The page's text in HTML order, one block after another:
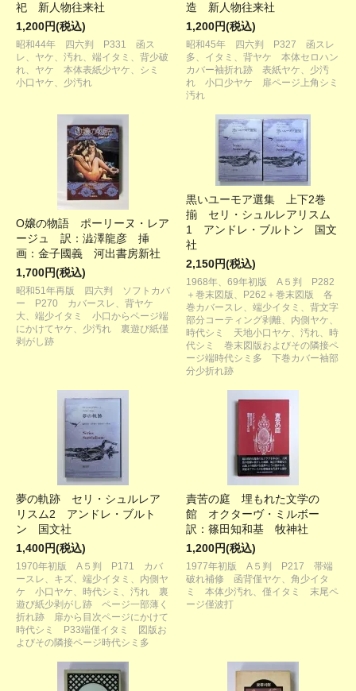
祀 新人物往来社
1,200円(税込)
昭和44年 四六判 P331 函ス
レ、ヤケ、汚れ、端イタミ、背少破
れ、ヤケ 本体表紙少ヤケ、シミ
小口ヤケ、少汚れ
造 新人物往来社
1,200円(税込)
昭和45年 四六判 P327 函スレ
多、イタミ、背ヤケ 本体セロハン
カバー袖折れ跡 表紙ヤケ、少汚
れ 小口少ヤケ 扉ページ上角シミ
汚れ
O嬢の物語 ポーリーヌ・レア
ージュ 訳：澁澤龍彦 挿
画：金子國義 河出書房新社
1,700円(税込)
昭和51年再版 四六判 ソフトカバ
ー P270 カバースレ、背ヤケ
大、端少イタミ 小口からページ端
にかけてヤケ、少汚れ 裏遊び紙僅
剥がし跡
黒いユーモア選集 上下2巻
揃 セリ・シュルレアリスム
1 アンドレ・ブルトン 国文
社
2,150円(税込)
1968年、69年初版 A５判 P282
＋巻末図版、P262＋巻末図版 各
巻カバースレ、端少イタミ、背文字
部分コーティング剥離、内側ヤケ、
時代シミ 天地小口ヤケ、汚れ、時
代シミ 巻末図版およびその隣接ペ
ージ端時代シミ多 下巻カバー袖部
分少折れ跡
夢の軌跡 セリ・シュルレア
リスム2 アンドレ・ブルト
ン 国文社
1,400円(税込)
1970年初版 A５判 P171 カバ
ースレ、キズ、端少イタミ、内側ヤ
ケ 小口ヤケ、時代シミ、汚れ 裏
遊び紙少剥がし跡 ページ一部薄く
折れ跡 扉から目次ページにかけて
時代シミ P33端僅イタミ 図版お
よびその隣接ページ時代シミ多
責苦の庭 埋もれた文学の
館 オクターヴ・ミルボー
訳：篠田知和基 牧神社
1,200円(税込)
1977年初版 A５判 P217 帯端
破れ補修 函背僅ヤケ、角少イタ
ミ 本体少汚れ、僅イタミ 末尾ペ
ージ僅波打